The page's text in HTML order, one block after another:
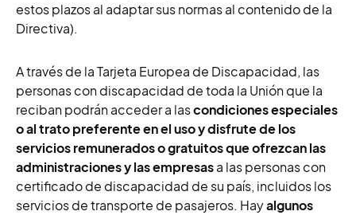
estos plazos al adaptar sus normas al contenido de la
Directiva).
A través de la Tarjeta Europea de Discapacidad, las
personas con discapacidad de toda la Unión que la
reciban podrán acceder a lascondiciones especiales
o al trato preferente en el uso y disfrute de los
servicios remunerados o gratuitos que ofrezcan las
administraciones y las empresasa las personas con
certificado de discapacidad de su país, incluidos los
servicios de transporte de pasajeros. Hayalgunos